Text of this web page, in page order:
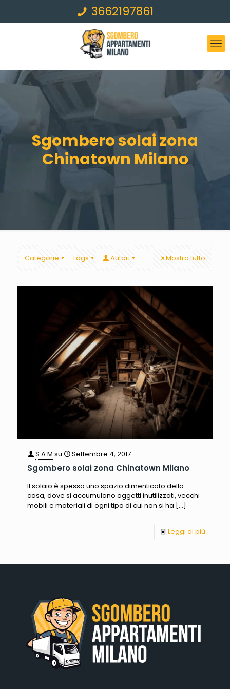
3662197861
Sgombero solai zona
Chinatown Milano
Categorie Tags Autori Mostra tutto
S.A.M su Settembre 4, 2017
Sgombero solai zona Chinatown Milano
Il solaio è spesso uno spazio dimenticato della
casa, dove si accumulano oggetti inutilizzati, vecchi
mobili e materiali di ogni tipo di cui non si ha […]
Leggi di più